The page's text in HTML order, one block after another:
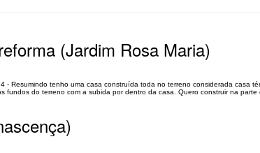
(Jardim Rosa Maria)
- Resumindo tenho uma casa construída toda no terreno considerada casa
do terreno com a subida por dentro da casa. Quero construir na parte